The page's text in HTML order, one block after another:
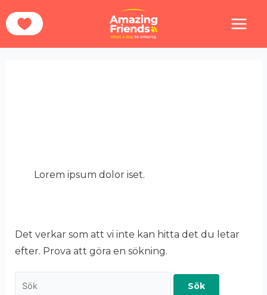
till
Hem Ways To Help Foods & Goods
Lorem ipsum dolor iset.
Det verkar som att vi inte kan hitta det du letar
efter. Prova att göra en sökning.
efter: